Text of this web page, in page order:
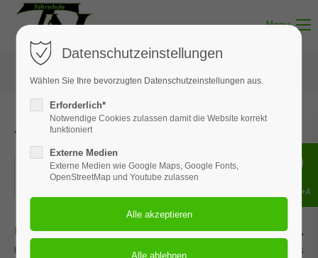
Menu
Theorie Klasse A - Thema 2 und 4
17.03.2025
Dieses Ereignis wird an den Terminen 25.03.2026, 29.04.2026,
03.06.2026, 07.07.2026 und 1 weiteren Termin wiederholt. Das
Datenschutzeinstellungen
Wählen Sie Ihre bevorzugten Datenschutzeinstellungen aus.
Erforderlich*
Notwendige Cookies zulassen damit die Website korrekt
funktioniert
Externe Medien
Externe Medien wie Google Maps, Google Fonts,
OpenStreetMap und Youtube zulassen
Shift+Alt+A